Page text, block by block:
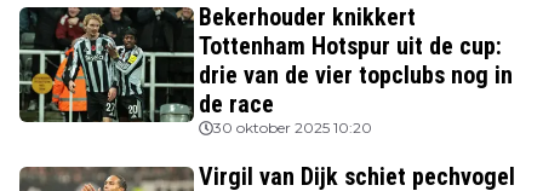
Bekerhouder knikkert
Tottenham Hotspur uit de cup:
drie van de vier topclubs nog in
de race
30 oktober 2025 10:20
Virgil van Dijk schiet pechvogel